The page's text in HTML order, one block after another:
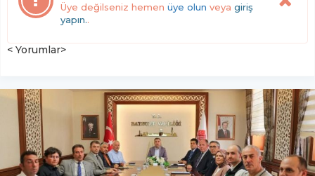
Üye değilseniz hemen üye olun veya giriş
yapın..
< Yorumlar>